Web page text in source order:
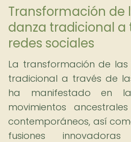
Transformación de
danza tradicional a
redes sociales
La transformación de
tradicional a través de
ha manifestado en
movimientos
contemporáneos, así
fusiones